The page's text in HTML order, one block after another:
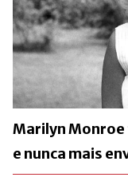
Marilyn Monroe
e nunca mais